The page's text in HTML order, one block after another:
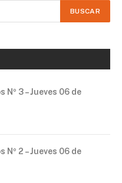
Nº 3 – Jueves 06 de
Nº 2 – Jueves 06 de